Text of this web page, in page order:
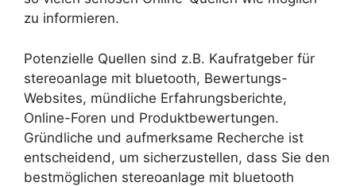
zu informieren.
Potenzielle Quellen sind z.B. Kaufratgeber für
stereoanlage mit bluetooth, Bewertungs-
Websites, mündliche Erfahrungsberichte,
Online-Foren und Produktbewertungen.
Gründliche und aufmerksame Recherche ist
entscheidend, um sicherzustellen, dass Sie den
bestmöglichen stereoanlage mit bluetooth